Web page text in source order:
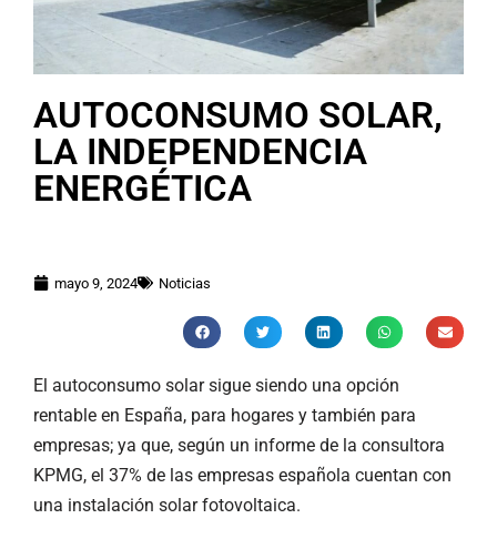
AUTOCONSUMO SOLAR,
LA INDEPENDENCIA
ENERGÉTICA
mayo 9, 2024 Noticias
El autoconsumo solar sigue siendo una opción
rentable en España, para hogares y también para
empresas; ya que, según un informe de la consultora
KPMG, el 37% de las empresas española cuentan con
una instalación solar fotovoltaica.